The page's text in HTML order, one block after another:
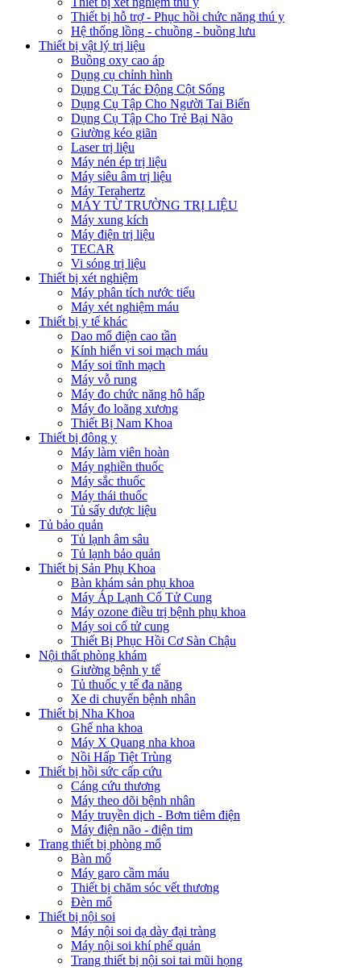
Thiết bị hỗ trợ - Phục hồi chức năng thú y
Hệ thống lồng - chuồng - buồng lưu
Thiết bị vật lý trị liệu
Buồng oxy cao áp
Dụng cụ chỉnh hình
Dụng Cụ Tác Động Cột Sống
Dụng Cụ Tập Cho Người Tai Biến
Dụng Cụ Tập Cho Trẻ Bại Não
Giường kéo giãn
Laser trị liệu
Máy nén ép trị liệu
Máy siêu âm trị liệu
Máy Terahertz
MÁY TỪ TRƯỜNG TRỊ LIỆU
Máy xung kích
Máy điện trị liệu
TECAR
Vi sóng trị liệu
Thiết bị xét nghiệm
Máy phân tích nước tiểu
Máy xét nghiệm máu
Thiết bị y tế khác
Dao mổ điện cao tần
Kính hiển vi soi mạch máu
Máy soi tĩnh mạch
Máy vỗ rung
Máy đo chức năng hô hấp
Máy đo loãng xương
Thiết Bị Nam Khoa
Thiết bị đông y
Máy làm viên hoàn
Máy nghiền thuốc
Máy sắc thuốc
Máy thái thuốc
Tủ sấy dược liệu
Tủ bảo quản
Tủ lạnh âm sâu
Tủ lạnh bảo quản
Thiết bị Sản Phụ Khoa
Bàn khám sản phụ khoa
Máy Áp Lạnh Cổ Tử Cung
Máy ozone điều trị bệnh phụ khoa
Máy soi cổ tử cung
Thiết Bị Phục Hồi Cơ Sàn Chậu
Nội thất phòng khám
Giường bệnh y tế
Tủ thuốc y tế đa năng
Xe di chuyển bệnh nhân
Thiết bị Nha Khoa
Ghế nha khoa
Máy X Quang nha khoa
Nồi Hấp Tiệt Trùng
Thiết bị hồi sức cấp cứu
Cáng cứu thương
Máy theo dõi bệnh nhân
Máy truyền dịch - Bơm tiêm điện
Máy điện não - điện tim
Trang thiết bị phòng mổ
Bàn mổ
Máy garo cầm máu
Thiết bị chăm sóc vết thương
Đèn mổ
Thiết bị nội soi
Máy nội soi dạ dày đại tràng
Máy nội soi khí phế quản
Trang thiết bị nội soi tai mũi họng